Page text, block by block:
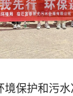
境保护和污